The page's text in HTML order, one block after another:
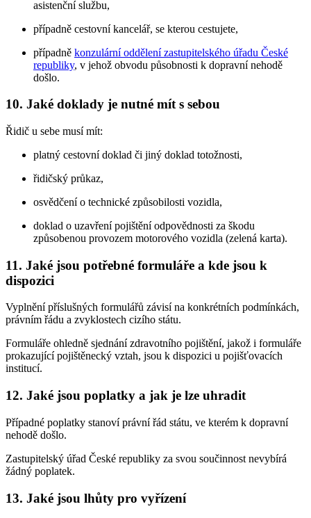
asistenční službu,
případně cestovní kancelář, se kterou cestujete,
případně konzulární oddělení zastupitelského úřadu České
republiky, v jehož obvodu působnosti k dopravní nehodě
došlo.
10. Jaké doklady je nutné mít s sebou
Řidič u sebe musí mít:
platný cestovní doklad či jiný doklad totožnosti,
řidičský průkaz,
osvědčení o technické způsobilosti vozidla,
doklad o uzavření pojištění odpovědnosti za škodu
způsobenou provozem motorového vozidla (zelená karta).
11. Jaké jsou potřebné formuláře a kde jsou k
dispozici
Vyplnění příslušných formulářů závisí na konkrétních podmínkách,
právním řádu a zvyklostech cizího státu.
Formuláře ohledně sjednání zdravotního pojištění, jakož i formuláře
prokazující pojištěnecký vztah, jsou k dispozici u pojišťovacích
institucí.
12. Jaké jsou poplatky a jak je lze uhradit
Případné poplatky stanoví právní řád státu, ve kterém k dopravní
nehodě došlo.
Zastupitelský úřad České republiky za svou součinnost nevybírá
žádný poplatek.
13. Jaké jsou lhůty pro vyřízení